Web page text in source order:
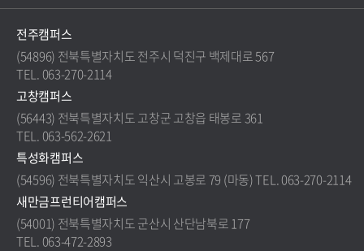
전주캠퍼스
(54896) 전북특별자치도 전주시 덕진구 백제대로 567
TEL. 063-270-2114
고창캠퍼스
(56443) 전북특별자치도 고창군 고창읍 태봉로 361
TEL. 063-562-2621
특성화캠퍼스
(54596) 전북특별자치도 익산시 고봉로 79 (마동) TEL. 063-270-2114
새만금프런티어캠퍼스
(54001) 전북특별자치도 군산시 산단남북로 177
TEL. 063-472-2893